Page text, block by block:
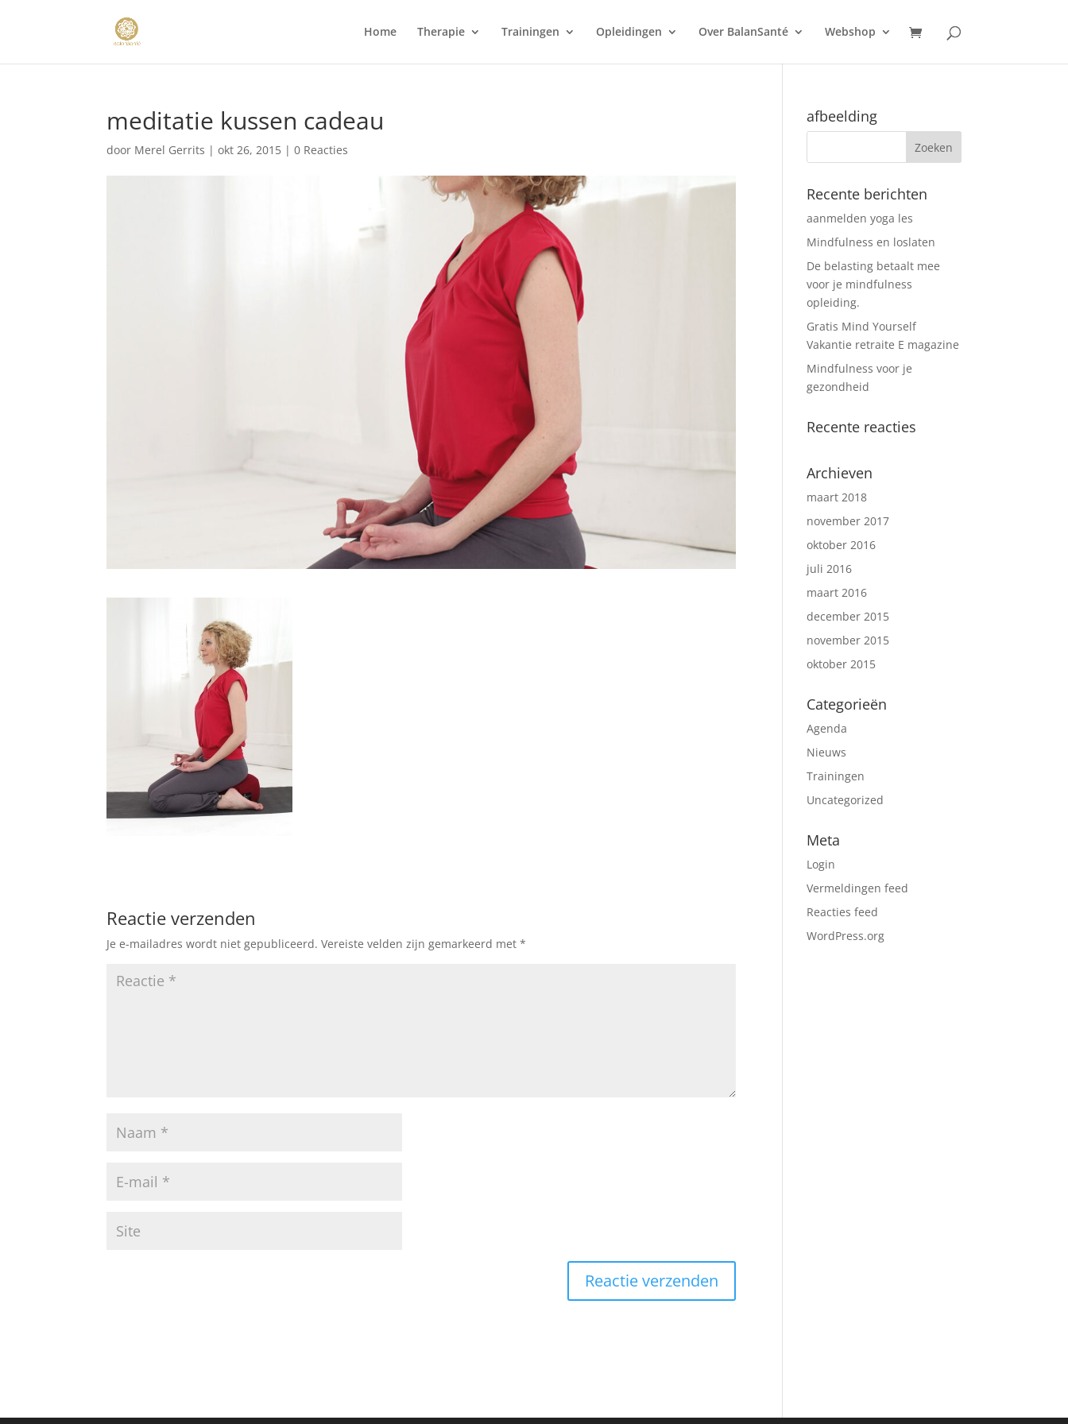
Home Therapie Trainingen Opleidingen Over BalanSanté Webshop
meditatie kussen cadeau
door Merel Gerrits |okt 26, 2015 |0 Reacties
Reactie verzenden
Je e-mailadres wordt niet gepubliceerd. Vereiste velden zijn gemarkeerd met*
afbeelding
Recente berichten
aanmelden yoga les
Mindfulness en loslaten
De belasting betaalt mee
voor je mindfulness
opleiding.
Gratis Mind Yourself
Vakantie retraite E magazine
Mindfulness voor je
gezondheid
Recente reacties
Archieven
maart 2018
november 2017
oktober 2016
juli 2016
maart 2016
december 2015
november 2015
oktober 2015
Categorieën
Agenda
Nieuws
Trainingen
Uncategorized
Meta
Login
Vermeldingen feed
Reacties feed
WordPress.org